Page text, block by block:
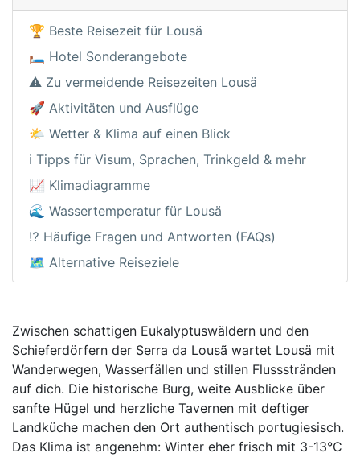
🏆 Beste Reisezeit für Lousä
🛏️ Hotel Sonderangebote
⚠️ Zu vermeidende Reisezeiten Lousä
🚀 Aktivitäten und Ausflüge
🌤️ Wetter & Klima auf einen Blick
ℹ️ Tipps für Visum, Sprachen, Trinkgeld & mehr
📈 Klimadiagramme
🌊 Wassertemperatur für Lousä
⁉️ Häufige Fragen und Antworten (FAQs)
🗺️ Alternative Reiseziele
Zwischen schattigen Eukalyptuswäldern und den
Schieferdörfern der Serra da Lousã wartet Lousä mit
Wanderwegen, Wasserfällen und stillen Flussstränden
auf dich. Die historische Burg, weite Ausblicke über
sanfte Hügel und herzliche Tavernen mit deftiger
Landküche machen den Ort authentisch portugiesisch.
Das Klima ist angenehm: Winter eher frisch mit 3-13°C